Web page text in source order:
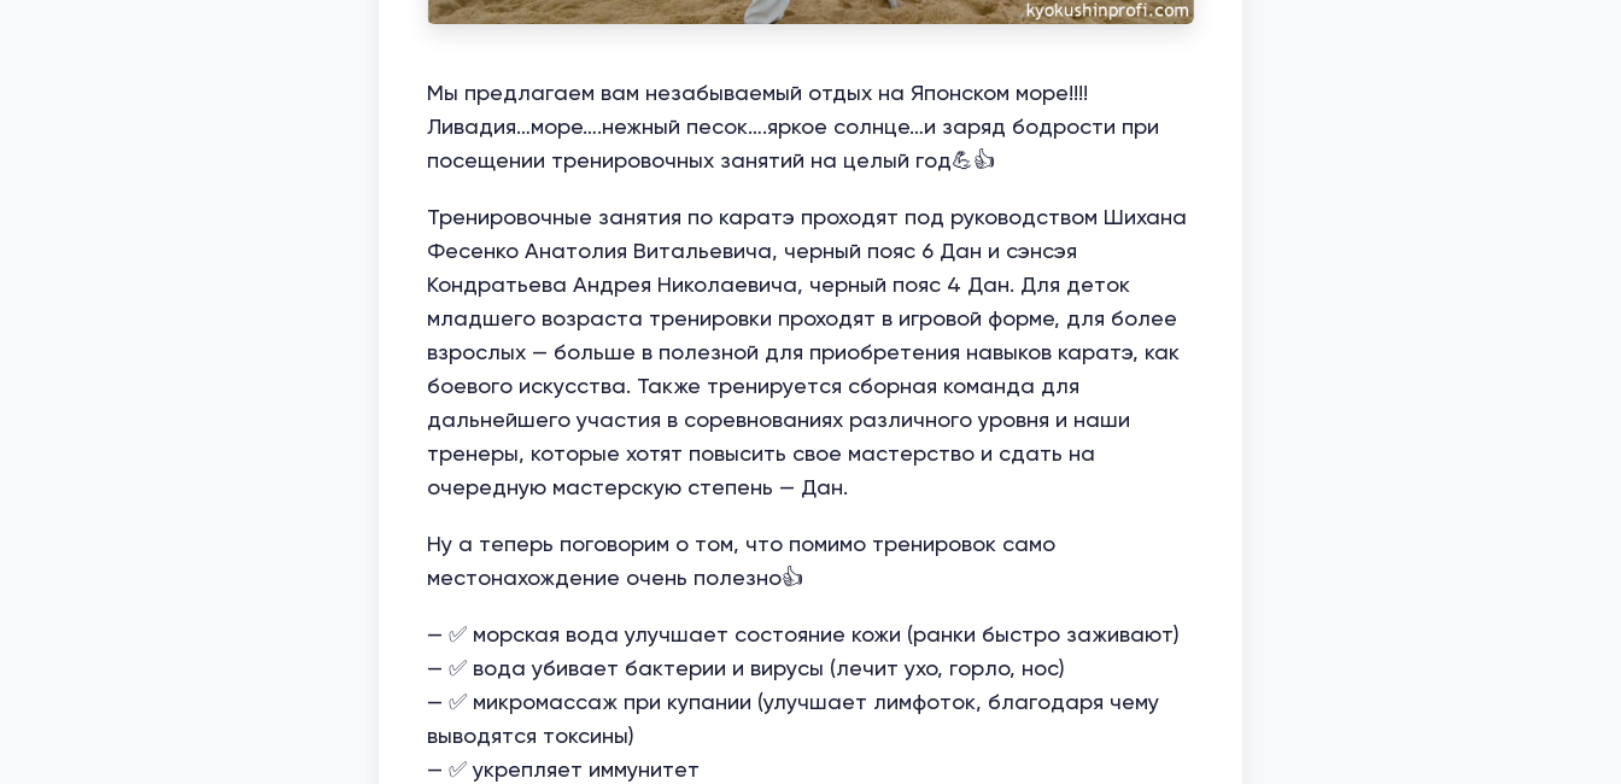
Мы предлагаем вам незабываемый отдых на Японском море!!!!
Ливадия…море….нежный песок….яркое солнце…и заряд бодрости при
посещении тренировочных занятий на целый год💪👍
Тренировочные занятия по каратэ проходят под руководством Шихана
Фесенко Анатолия Витальевича, черный пояс 6 Дан и сэнсэя
Кондратьева Андрея Николаевича, черный пояс 4 Дан. Для деток
младшего возраста тренировки проходят в игровой форме, для более
взрослых — больше в полезной для приобретения навыков каратэ, как
боевого искусства. Также тренируется сборная команда для
дальнейшего участия в соревнованиях различного уровня и наши
тренеры, которые хотят повысить свое мастерство и сдать на
очередную мастерскую степень — Дан.
Ну а теперь поговорим о том, что помимо тренировок само
местонахождение очень полезно👍
— ✅ морская вода улучшает состояние кожи (ранки быстро заживают)
— ✅ вода убивает бактерии и вирусы (лечит ухо, горло, нос)
— ✅ микромассаж при купании (улучшает лимфоток, благодаря чему
выводятся токсины)
— ✅ укрепляет иммунитет